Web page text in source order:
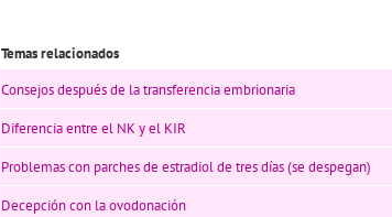
Temas relacionados
Consejos después de la transferencia embrionaria
Diferencia entre el NK y el KIR
Problemas con parches de estradiol de tres días (se despegan)
Decepción con la ovodonación